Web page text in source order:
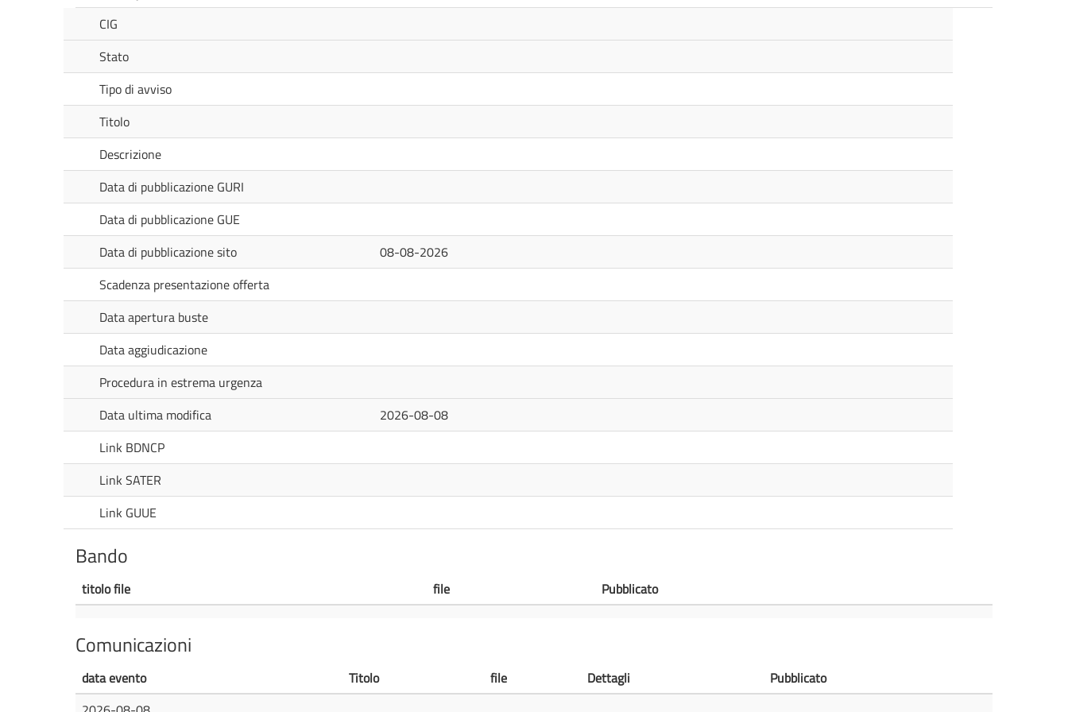
CIG
Stato
Tipo di avviso
Titolo
Descrizione
Data di pubblicazione GURI
Data di pubblicazione GUE
Data di pubblicazione sito
08-08-2026
Scadenza presentazione offerta
Data apertura buste
Data aggiudicazione
Procedura in estrema urgenza
Data ultima modifica
2026-08-08
Link BDNCP
Link SATER
Link GUUE
Bando
titolo file file Pubblicato
Comunicazioni
data evento Titolo file Dettagli
Pubblicato